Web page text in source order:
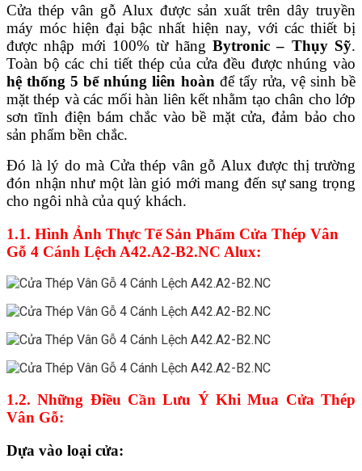
Cửa thép vân gỗ Alux được sản xuất trên dây truyền
máy móc hiện đại bậc nhất hiện nay, với các thiết bị
được nhập mới 100% từ hãng Bytronic – Thụy Sỹ.
Toàn bộ các chi tiết thép của cửa đều được nhúng vào
hệ thống 5 bể nhúng liên hoàn để tẩy rửa, vệ sinh bề
mặt thép và các mối hàn liên kết nhằm tạo chân cho lớp
sơn tĩnh điện bám chắc vào bề mặt cửa, đảm bảo cho
sản phẩm bền chắc.
Đó là lý do mà Cửa thép vân gỗ Alux được thị trường
đón nhận như một làn gió mới mang đến sự sang trọng
cho ngôi nhà của quý khách.
1.1. Hình Ảnh Thực Tế Sản Phẩm Cửa Thép Vân
Gỗ 4 Cánh Lệch A42.A2-B2.NC Alux:
1.2. Những Điều Cần Lưu Ý Khi Mua Cửa Thép
Vân Gỗ:
Dựa vào loại cửa: